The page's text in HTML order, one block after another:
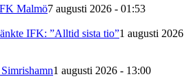
Malmö7 augusti 2026 - 01:53
IFK: ”Alltid sista tio”1 augusti 2026
1 augusti 2026 - 13:00